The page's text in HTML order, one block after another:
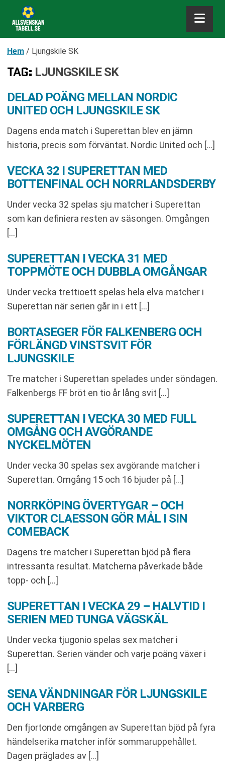
Hem / Ljungskile SK
TAG: LJUNGSKILE SK
DELAD POÄNG MELLAN NORDIC
UNITED OCH LJUNGSKILE SK
Dagens enda match i Superettan blev en jämn
historia, precis som förväntat. Nordic United och […]
VECKA 32 I SUPERETTAN MED
BOTTENFINAL OCH NORRLANDSDERBY
Under vecka 32 spelas sju matcher i Superettan
som kan definiera resten av säsongen. Omgången
[…]
SUPERETTAN I VECKA 31 MED
TOPPMÖTE OCH DUBBLA OMGÅNGAR
Under vecka trettioett spelas hela elva matcher i
Superettan när serien går in i ett […]
BORTASEGER FÖR FALKENBERG OCH
FÖRLÄNGD VINSTSVIT FÖR
LJUNGSKILE
Tre matcher i Superettan spelades under söndagen.
Falkenbergs FF bröt en tio år lång svit […]
SUPERETTAN I VECKA 30 MED FULL
OMGÅNG OCH AVGÖRANDE
NYCKELMÖTEN
Under vecka 30 spelas sex avgörande matcher i
Superettan. Omgång 15 och 16 bjuder på […]
NORRKÖPING ÖVERTYGAR – OCH
VIKTOR CLAESSON GÖR MÅL I SIN
COMEBACK
Dagens tre matcher i Superettan bjöd på flera
intressanta resultat. Matcherna påverkade både
topp- och […]
SUPERETTAN I VECKA 29 – HALVTID I
SERIEN MED TUNGA VÄGSKÄL
Under vecka tjugonio spelas sex matcher i
Superettan. Serien vänder och varje poäng växer i
[…]
SENA VÄNDNINGAR FÖR LJUNGSKILE
OCH VARBERG
Den fjortonde omgången av Superettan bjöd på fyra
händelserika matcher inför sommaruppehållet.
Dagen präglades av […]